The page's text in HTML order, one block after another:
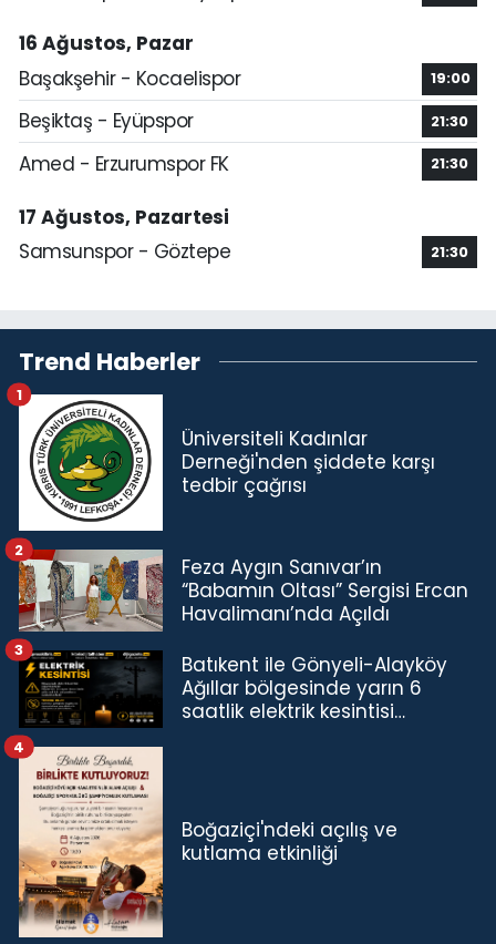
16 Ağustos, Pazar
Başakşehir - Kocaelispor
19:00
Beşiktaş - Eyüpspor 21:30
Amed - Erzurumspor FK 21:30
17 Ağustos, Pazartesi
Samsunspor - Göztepe
21:30
Trend Haberler
Üniversiteli Kadınlar
Derneği'nden şiddete karşı
tedbir çağrısı
1
Feza Aygın Sanıvar’ın
“Babamın Oltası” Sergisi Ercan
Havalimanı’nda Açıldı
2
Batıkent ile Gönyeli-Alayköy
Ağıllar bölgesinde yarın 6
saatlik elektrik kesintisi…
3
Boğaziçi'ndeki açılış ve
kutlama etkinliği
4